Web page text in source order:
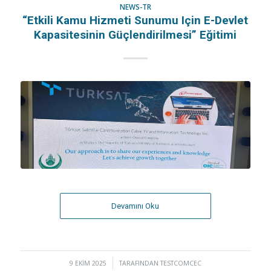
NEWS-TR
“Etkili Kamu Hizmeti Sunumu Için E-Devlet
Kapasitesinin Güçlendirilmesi” Eğitimi
Devamını Oku
9 EKIM 2025
/ TARAFINDANTESTCOMCEC